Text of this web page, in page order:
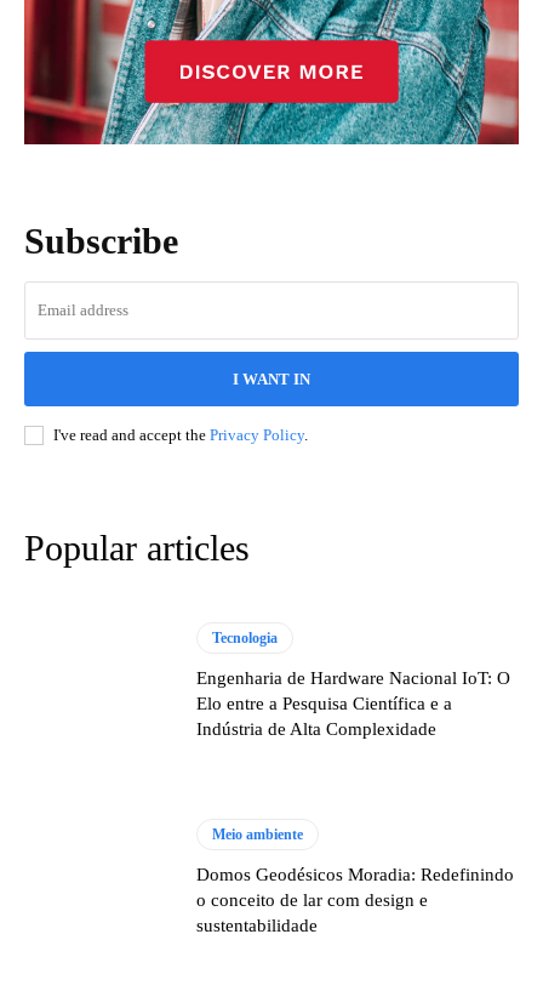
Subscribe
I WANT IN
I've read and accept the Privacy Policy.
Popular articles
Tecnologia
Engenharia de Hardware Nacional IoT: O
Elo entre a Pesquisa Científica e a
Indústria de Alta Complexidade
Meio ambiente
Domos Geodésicos Moradia: Redefinindo
o conceito de lar com design e
sustentabilidade